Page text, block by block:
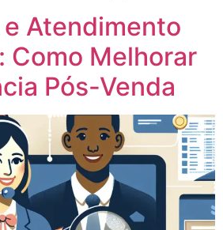
Atendimento
Como Melhorar
Pós-Venda